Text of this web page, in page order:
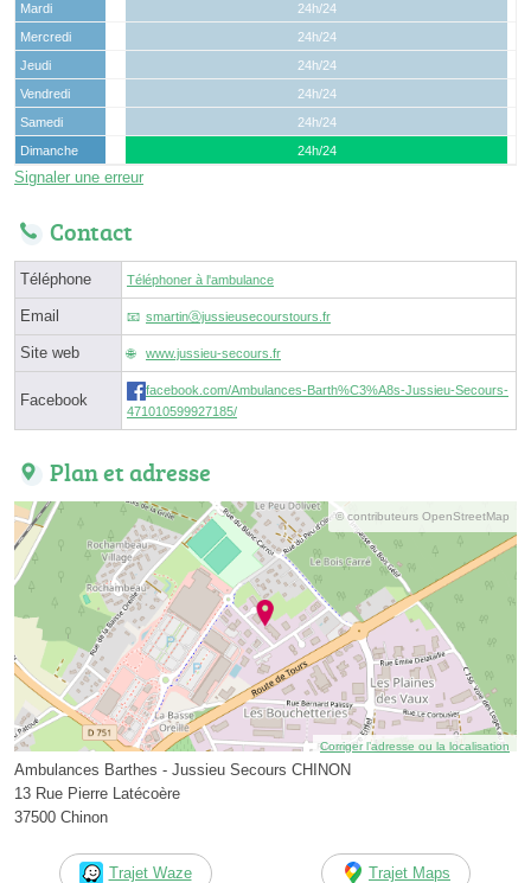
Mardi
24h/24
Mercredi
24h/24
Jeudi
24h/24
Vendredi
24h/24
Samedi
24h/24
Dimanche
24h/24
Signaler une erreur
Contact
Téléphone Téléphoner à l'ambulance
Email smartinⓐjussieusecourstours.fr
Site web www.jussieu-secours.fr
Facebook
facebook.com/Ambulances-Barth%C3%A8s-Jussieu-Secours-
471010599927185/
Plan et adresse
© contributeurs OpenStreetMap
Corriger l’adresse ou la localisation
Ambulances Barthes - Jussieu Secours CHINON
13 Rue Pierre Latécoère
37500 Chinon
Trajet Waze Trajet Maps